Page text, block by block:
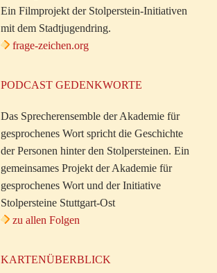
Ein Filmprojekt der Stolperstein-Initiativen
mit dem Stadtjugendring.
frage-zeichen.org
PODCAST GEDENKWORTE
Das Sprecherensemble der Akademie für
gesprochenes Wort spricht die Geschichte
der Personen hinter den Stolpersteinen. Ein
gemeinsames Projekt der Akademie für
gesprochenes Wort und der Initiative
Stolpersteine Stuttgart-Ost
zu allen Folgen
KARTENÜBERBLICK